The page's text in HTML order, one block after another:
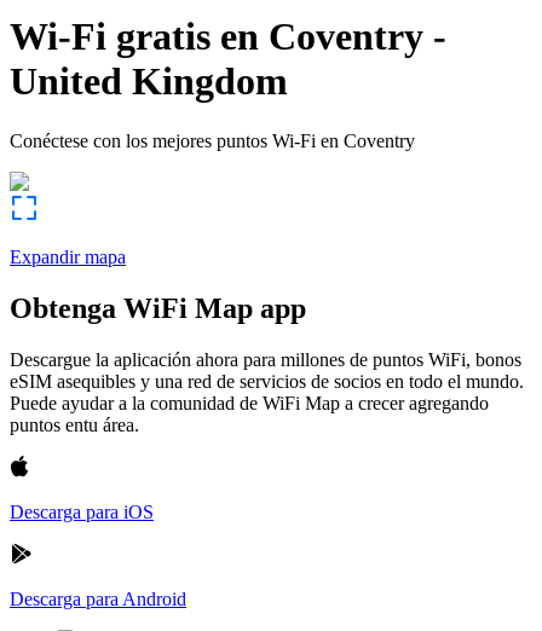
Wi-Fi gratis en Coventry -
United Kingdom
Conéctese con los mejores puntos Wi-Fi en Coventry
Expandir mapa
Obtenga WiFi Map app
Descargue la aplicación ahora para millones de puntos WiFi, bonos
eSIM asequibles y una red de servicios de socios en todo el mundo.
Puede ayudar a la comunidad de WiFi Map a crecer agregando
puntos entu área.
Descarga para iOS
Descarga para Android